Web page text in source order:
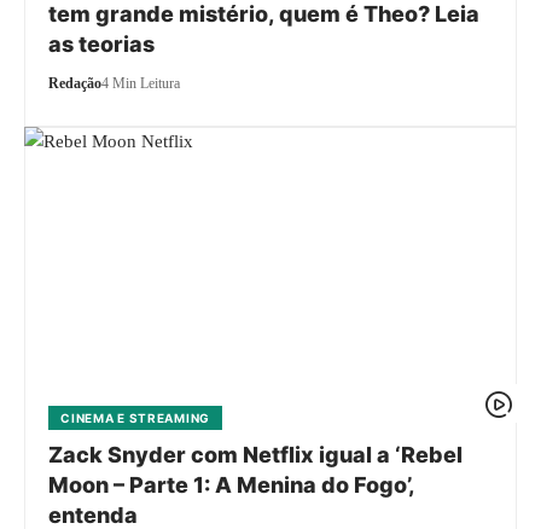
tem grande mistério, quem é Theo? Leia
as teorias
Redação4 Min Leitura
CINEMA E STREAMING
Zack Snyder com Netflix igual a ‘Rebel
Moon – Parte 1: A Menina do Fogo’,
entenda